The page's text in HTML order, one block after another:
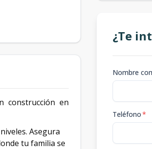
construcción en
Asegura
tu familia se
¿Te
Nombre
Teléfono*